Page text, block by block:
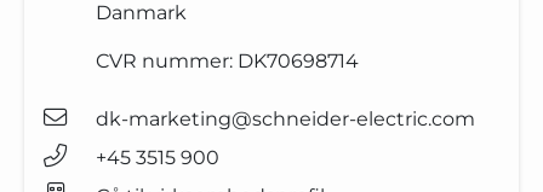
Danmark
CVR nummer: DK70698714
dk-marketing@schneider-electric.com
+45 3515 900